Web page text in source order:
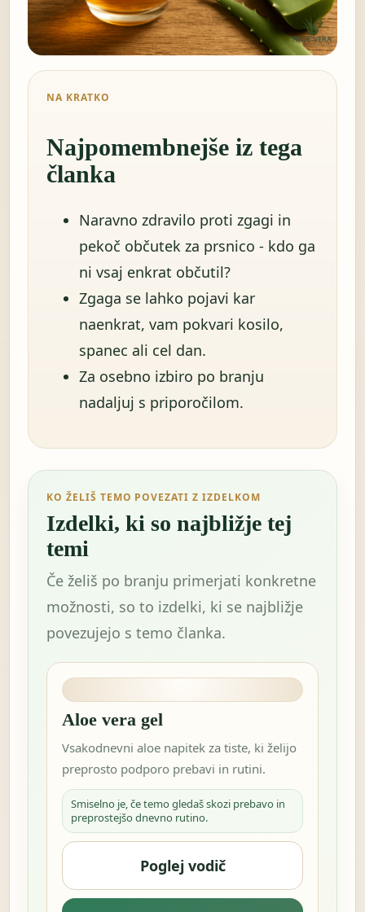
NA KRATKO
Najpomembnejše iz tega
članka
Naravno zdravilo proti zgagi in
pekoč občutek za prsnico - kdo ga
ni vsaj enkrat občutil?
Zgaga se lahko pojavi kar
naenkrat, vam pokvari kosilo,
spanec ali cel dan.
Za osebno izbiro po branju
nadaljuj s priporočilom.
KO ŽELIŠ TEMO POVEZATI Z IZDELKOM
Izdelki, ki so najbližje tej
temi
Če želiš po branju primerjati konkretne
možnosti, so to izdelki, ki se najbližje
povezujejo s temo članka.
Aloe vera gel
Vsakodnevni aloe napitek za tiste, ki želijo
preprosto podporo prebavi in rutini.
Smiselno je, če temo gledaš skozi prebavo in
preprostejšo dnevno rutino.
Poglej vodič